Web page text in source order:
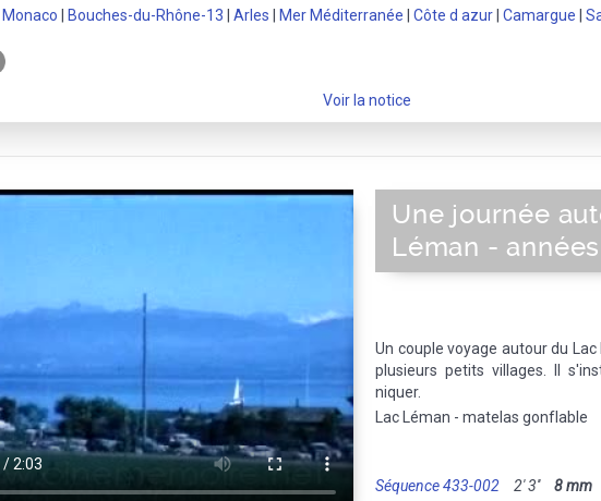
Monaco Bouches-du-Rhône-13 Arles Mer Méditerranée Côte d azur Camargue
Voir la notice
Une journée
Léman -
Un couple voyage autour du
plusieurs petits villages. Il
niquer.
Lac Léman - matelas gonflable
Séquence 433-002 2' 3'' 8 mm